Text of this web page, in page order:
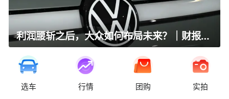
利润腰斩之后，大众如何布局未来？｜财报全视角
选车 行情 团购 实拍